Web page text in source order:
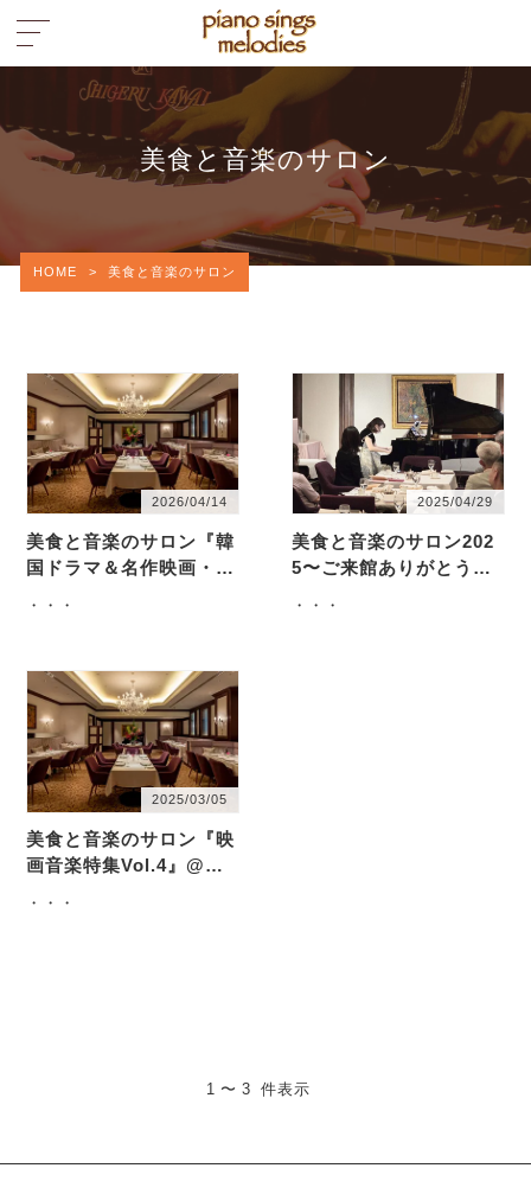
美食と音楽のサロン
HOME > 美食と音楽のサロン
2026/04/14
美食と音楽のサロン『韓
国ドラマ＆名作映画・O
・・・
2025/04/29
美食と音楽のサロン202
5〜ご来館ありがとうご
・・・
2025/03/05
美食と音楽のサロン『映
画音楽特集Vol.4』@如
・・・
1 〜 3 件表示